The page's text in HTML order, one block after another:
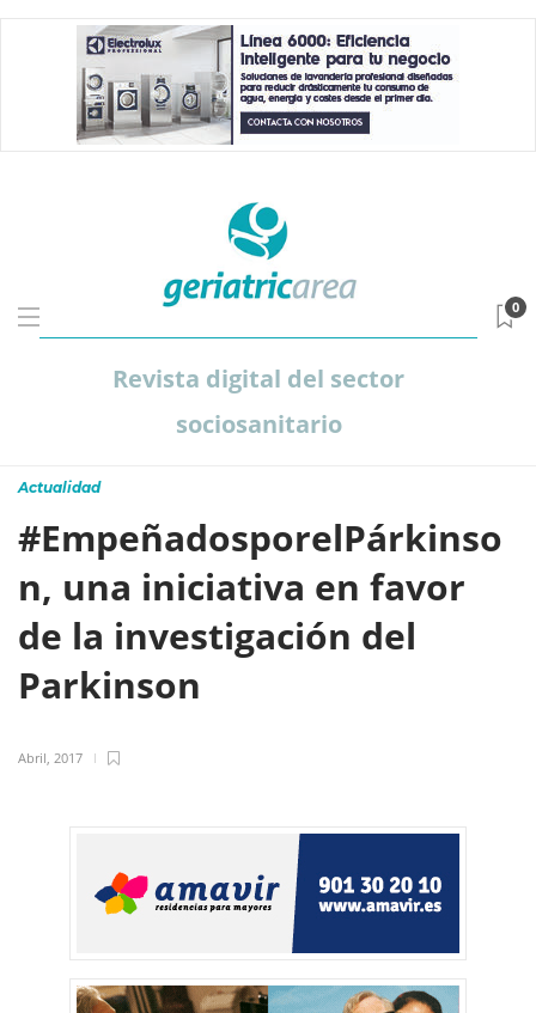
Revista digital del sector
sociosanitario
0
Actualidad
#EmpeñadosporelPárkinso
n, una iniciativa en favor
de la investigación del
Parkinson
Abril, 2017